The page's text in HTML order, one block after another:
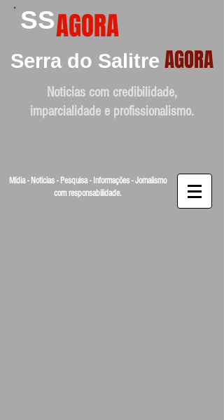
SSAGORA
Serra do Salitre AGORA
Noticias com credibilidade,
imparcialidade e profissionalismo.
Mídia - Noticias - Pesquisa - Informações - Jornalismo
com responsabilidade.